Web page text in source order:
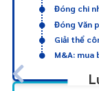
Đóng chi
Đóng Văn
Giải thể
M&A: mua